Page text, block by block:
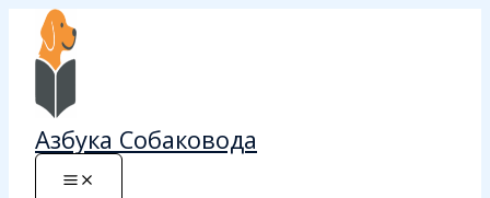
Перейти
содержимому
Азбука Собаковода